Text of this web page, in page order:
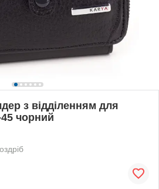
з відділенням для
чорний